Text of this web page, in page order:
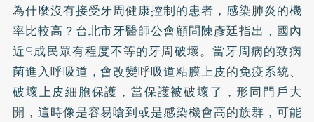
為什麼沒有接受牙周健康控制的患者，感染肺炎的機
率比較高？台北市牙醫師公會顧問陳彥廷指出，國內
近9成民眾有程度不等的牙周破壞。當牙周病的致病
菌進入呼吸道，會改變呼吸道粘膜上皮的免疫系統、
破壞上皮細胞保護，當保護被破壞了，形同門戶大
開，這時像是容易嗆到或是感染機會高的族群，可能